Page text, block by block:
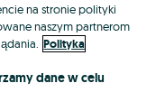
Google
na stronie polityki
naszym partnerom
Polityka
dane w celu